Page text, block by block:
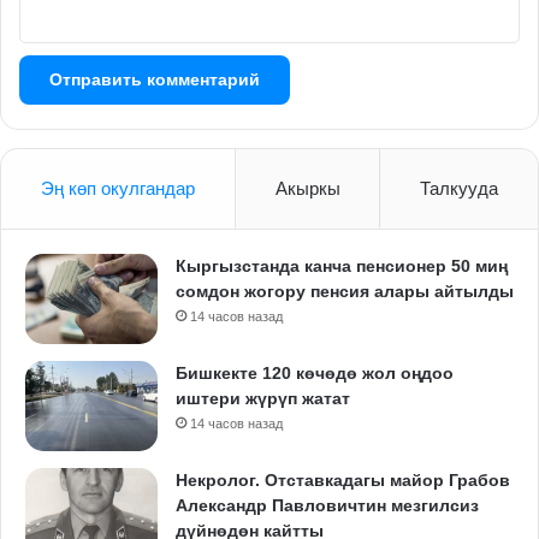
Эң көп окулгандар Акыркы Талкууда
Кыргызстанда канча пенсионер 50 миң
сомдон жогору пенсия алары айтылды
14 часов назад
Бишкекте 120 көчөдө жол оңдоо
иштери жүрүп жатат
14 часов назад
Некролог. Отставкадагы майор Грабов
Александр Павловичтин мезгилсиз
дүйнөдөн кайтты